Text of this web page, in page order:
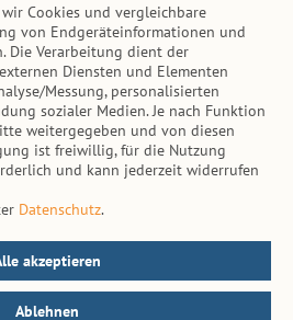
Cookies und vergleichbare
von Endgeräteinformationen und
Die Verarbeitung dient der
Diensten und Elementen
Messung, personalisierten
sozialer Medien. Je nach Funktion
weitergegeben und von diesen
ist freiwillig, für die Nutzung
und kann jederzeit widerrufen
Datenschutz.
akzeptieren
Ablehnen